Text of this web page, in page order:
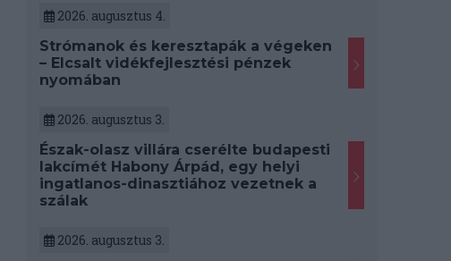
2026. augusztus 4.
Strómanok és keresztapák a végeken
– Elcsalt vidékfejlesztési pénzek
nyomában
2026. augusztus 3.
Észak-olasz villára cserélte budapesti
lakcímét Habony Árpád, egy helyi
ingatlanos-dinasztiához vezetnek a
szálak
2026. augusztus 3.